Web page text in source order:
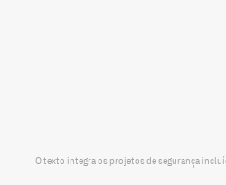
O texto integra os projetos de segurança